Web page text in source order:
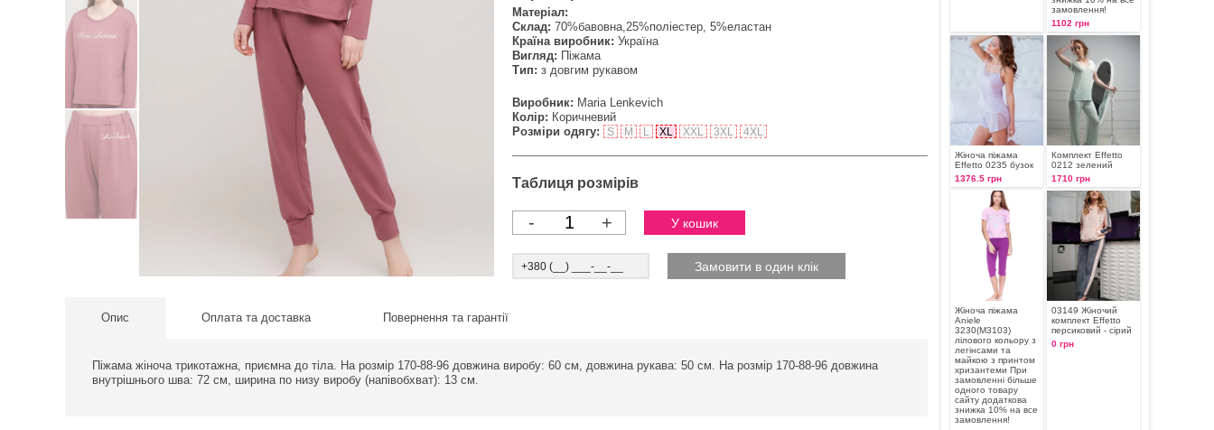
Матеріал:
Склад: 70%бавовна,25%поліестер, 5%еластан
Країна виробник: Україна
Вигляд: Піжама
Тип: з довгим рукавом
Виробник: Maria Lenkevich
Колір: Коричневий
Розміри одягу:
S M L XL XXL 3XL 4XL
Таблиця розмірів
- +
Опис Оплата та доставка Повернення та гарантії
Піжама жіноча трикотажна, приємна до тіла. На розмір 170-88-96 довжина виробу: 60 см, довжина рукава: 50 см. На розмір 170-88-96 довжина
внутрішнього шва: 72 см, ширина по низу виробу (напівобхват): 13 см.
замовлення!
1102 грн
Жіноча піжама
Effetto 0235 бузок
1376.5 грн
Комплект Effetto
0212 зелений
1710 грн
Жіноча піжама
Aniele
3230(М3103)
лілового кольору з
легінсами та
майкою з принтом
хризантеми При
замовленні більше
одного товару
сайту додаткова
знижка 10% на все
замовлення!
03149 Жіночий
комплект Effetto
персиковий - сірий
0 грн